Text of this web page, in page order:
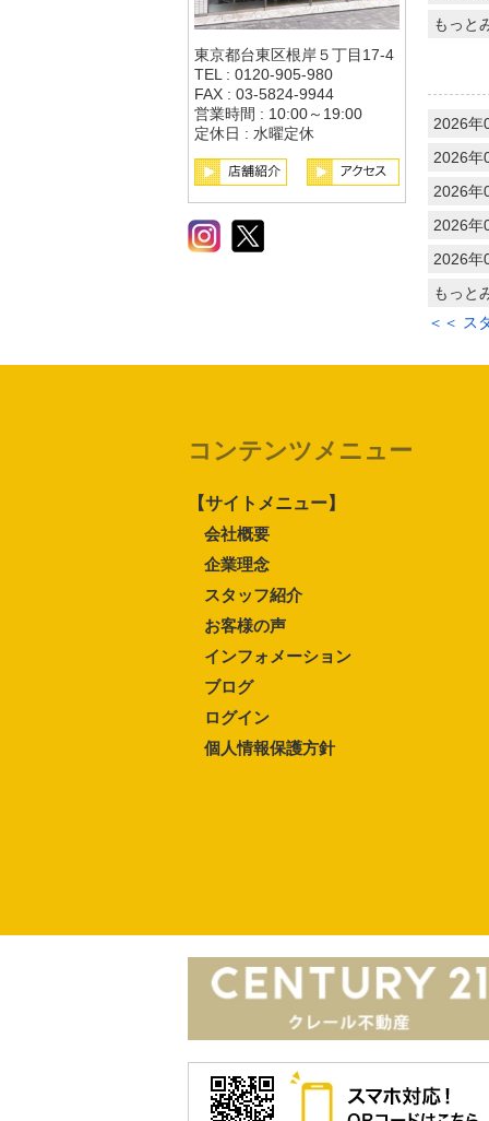
もっと
2026年
2026年
2026年
2026年
2026年
もっと
＜＜ ス
東京都台東区根岸５丁目17-4
TEL : 0120-905-980
FAX : 03-5824-9944
営業時間 : 10:00～19:00
定休日 : 水曜定休
コンテンツメニュー
【サイトメニュー】
会社概要
企業理念
スタッフ紹介
お客様の声
インフォメーション
ブログ
ログイン
個人情報保護方針